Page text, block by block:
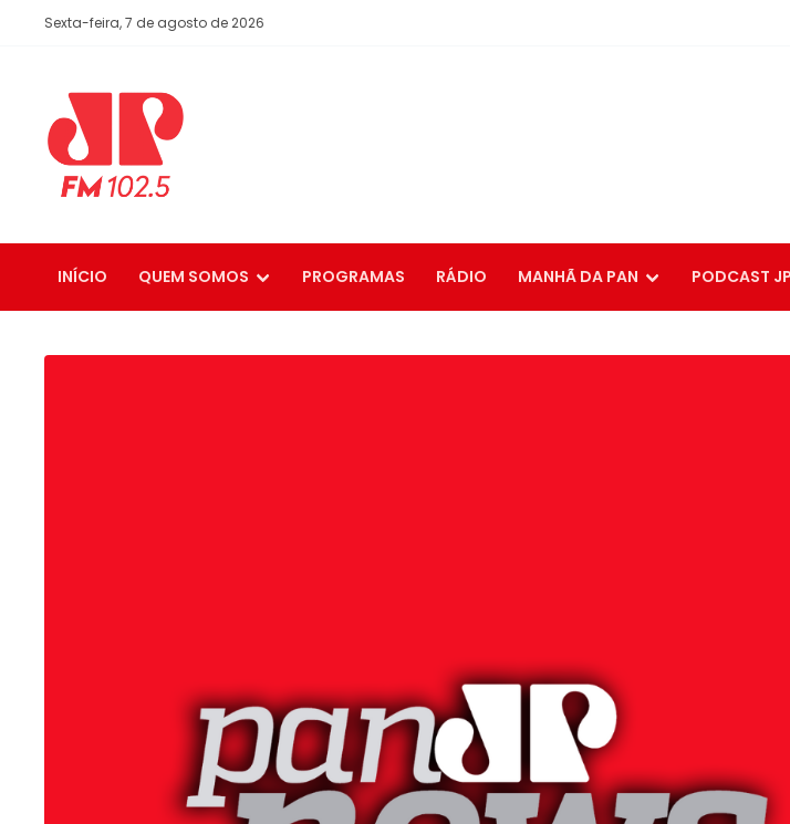
Sexta-feira, 7 de agosto de 2026
INÍCIO QUEM SOMOS PROGRAMAS RÁDIO MANHÃ DA PAN PODCAST JP